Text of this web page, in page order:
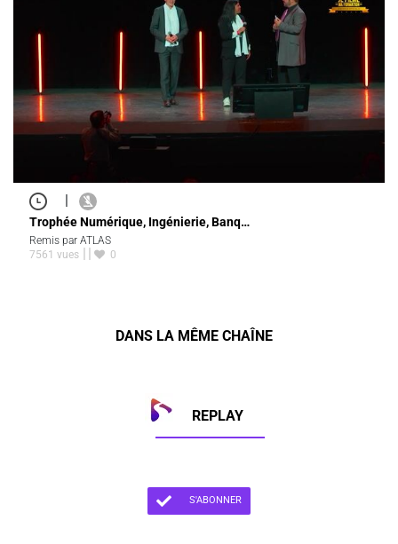
|
Trophée Numérique, Ingénierie, Banq…
Remis par ATLAS
7561 vues
0
DANS LA MÊME CHAÎNE
REPLAY
S'ABONNER